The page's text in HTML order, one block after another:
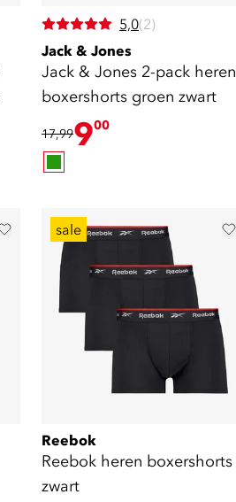
5,0(2)
Jack & Jones
Jack & Jones 2-pack heren
boxershorts groen zwart
17,99900
sale
Reebok
Reebok heren boxershorts
zwart